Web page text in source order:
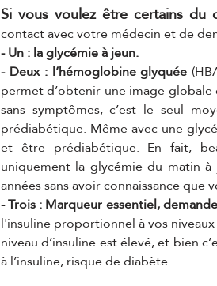
Si vous voulez être certains du
contact avec votre médecin et de
- Un : la glycémie à jeun.
- Deux : l’hémoglobine glyquée
permet d’obtenir une image
sans symptômes, c’est le seul
prédiabétique. Même avec une
et être prédiabétique. En fait,
uniquement la glycémie du matin
années sans avoir connaissance
- Trois : Marqueur essentiel,
l'insuline proportionnel à vos
niveau d’insuline est élevé, et bien
à l’insuline, risque de diabète.